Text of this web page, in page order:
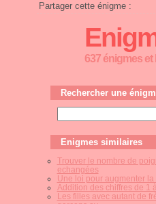
Partager cette énigme :
637 énigmes
Rechercher une
Enigmes similaires
Trouver le nombre de
echangées
Une loi pour augmenter
Addition des chiffres de 1
Les filles avec autant de